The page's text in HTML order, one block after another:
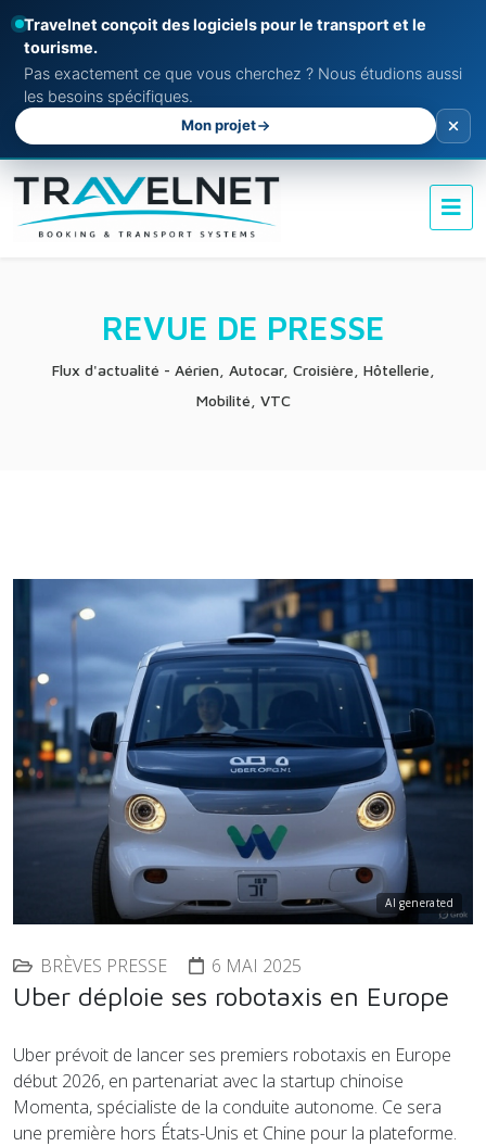
Travelnet conçoit des logiciels pour le transport et le
tourisme.
Pas exactement ce que vous cherchez ? Nous étudions aussi
les besoins spécifiques.
Mon projet
REVUE DE PRESSE
Flux d'actualité - Aérien, Autocar, Croisière, Hôtellerie,
Mobilité, VTC
AI generated
BRÈVES PRESSE 6 MAI 2025
Uber déploie ses robotaxis en Europe
Uber prévoit de lancer ses premiers robotaxis en Europe
début 2026, en partenariat avec la startup chinoise
Momenta, spécialiste de la conduite autonome. Ce sera
une première hors États-Unis et Chine pour la plateforme.